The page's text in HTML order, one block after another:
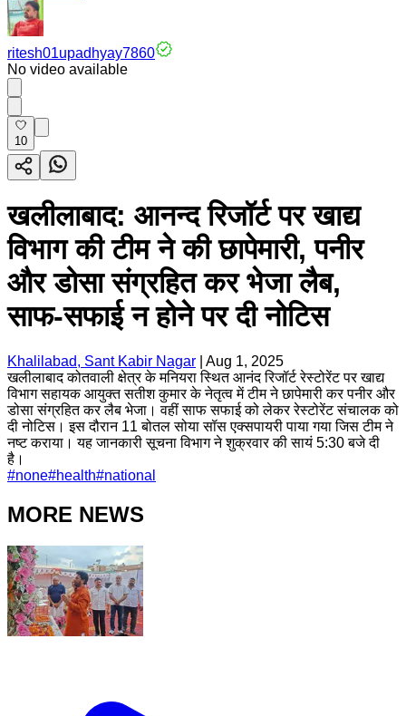
ritesh01upadhyay7860
No video available
10
खलीलाबाद: आनन्द रिजॉर्ट पर खाद्य
विभाग की टीम ने की छापेमारी, पनीर
और डोसा संग्रहित कर भेजा लैब,
साफ-सफाई न होने पर दी नोटिस
Khalilabad, Sant Kabir Nagar
Aug 1, 2025
खलीलाबाद कोतवाली क्षेत्र के मनियरा स्थित आनंद रिजॉर्ट रेस्टोरेंट पर खाद्य
विभाग सहायक आयुक्त सतीश कुमार के नेतृत्व में टीम ने छापेमारी कर पनीर और
डोसा संग्रहित कर लैब भेजा। वहीं साफ सफाई को लेकर रेस्टोरेंट संचालक को
दी नोटिस। इस दौरान 11 बोतल सोया सॉस एक्सपायरी पाया गया जिस टीम ने
नष्ट कराया। यह जानकारी सूचना विभाग ने शुक्रवार की सायं 5:30 बजे दी
है।
#none#health#national
MORE NEWS